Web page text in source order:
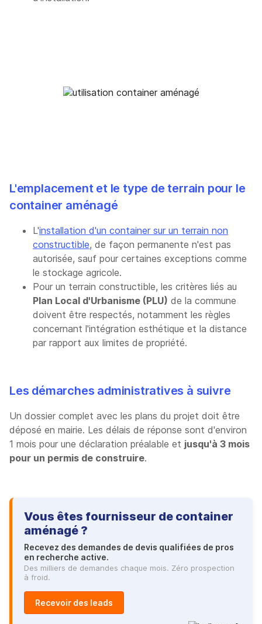
L'emplacement et le type de terrain pour le
container aménagé
L'installation d'un container sur un terrain non
constructible, de façon permanente n'est pas
autorisée, sauf pour certaines exceptions comme
le stockage agricole.
Pour un terrain constructible, les critères liés au
Plan Local d'Urbanisme (PLU) de la commune
doivent être respectés, notamment les règles
concernant l'intégration esthétique et la distance
par rapport aux limites de propriété.
Les démarches administratives à suivre
Un dossier complet avec les plans du projet doit être
déposé en mairie. Les délais de réponse sont d'environ
1 mois pour une déclaration préalable et jusqu'à 3 mois
pour un permis de construire.
Vous êtes fournisseur de container
aménagé ?
Recevez des demandes de devis qualifiées de pros
en recherche active.
Des milliers de demandes chaque mois. Zéro prospection
à froid.
Recevoir des leads